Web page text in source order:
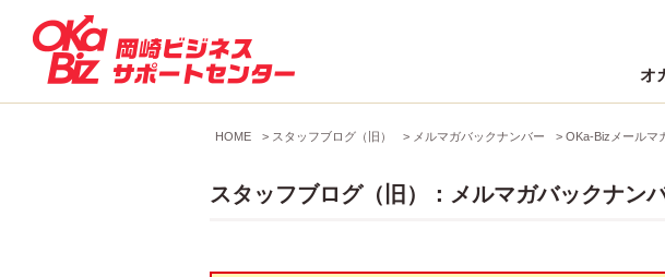
オ
HOME > スタッフブログ（旧） > メルマガバックナンバー > OKa-Bizメールマ
スタッフブログ（旧）：メルマガバックナン